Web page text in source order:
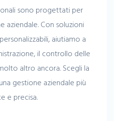
sono progettati per
aziendale. Con soluzioni
aiutiamo a
il controllo delle
altro ancora. Scegli la
gestione aziendale più
e precisa.